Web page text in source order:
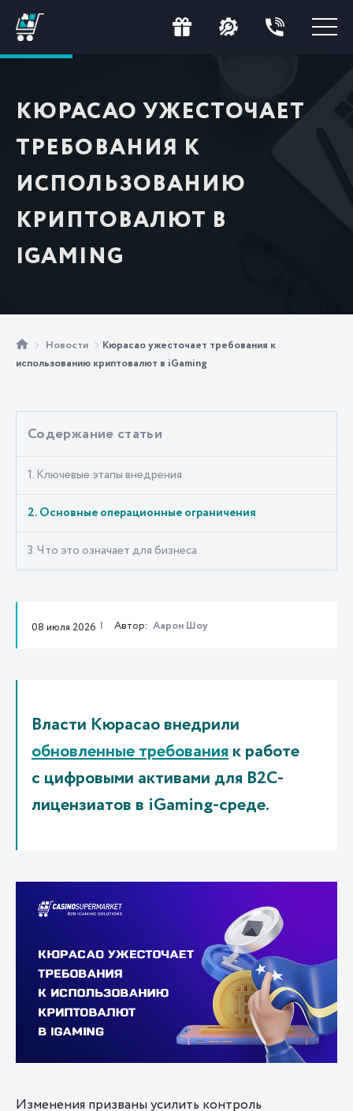
КЮРАСАО УЖЕСТОЧАЕТ
ТРЕБОВАНИЯ К
ИСПОЛЬЗОВАНИЮ
КРИПТОВАЛЮТ В
IGAMING
Новости
Кюрасао ужесточает требования к
использованию криптовалют в iGaming
Содержание статьи
1. Ключевые этапы внедрения
2. Основные операционные ограничения
3. Что это означает для бизнеса
08 июля 2026 Автор: Аарон Шоу
Власти Кюрасао внедрили
обновленные требованияк работе
с цифровыми активами для B2C-
лицензиатов в iGaming-среде.
Изменения призваны усилить контроль